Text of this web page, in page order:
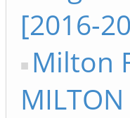
[2016-
Milton